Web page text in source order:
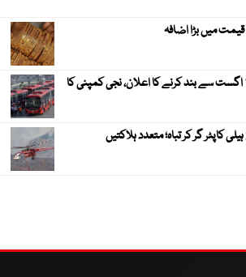
میٹرو بس سروس 11 اگست سے بند کرنے کا اعلان، نجی کمپنی کا